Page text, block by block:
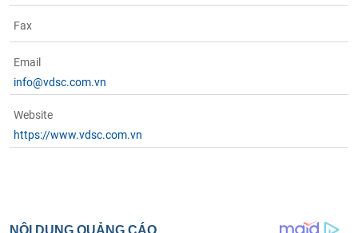
Fax
Email
info@vdsc.com.vn
Website
https://www.vdsc.com.vn